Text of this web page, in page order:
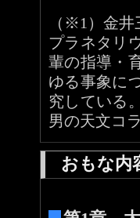
（※1）金
プラネタリ
輩の指導・
ゆる事象に
究している
男の天文コ
おもな内